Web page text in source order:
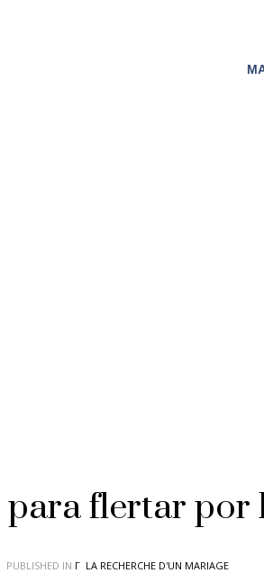
flertar por
PUBLISHED IN Г LA RECHERCHE D'UN MARIAGE